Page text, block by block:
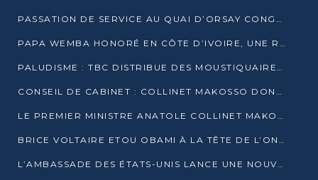
PASSATION DE SERVICE AU QUAI D’ORSAY CONGOLAIS : GAKOSSO PASSE LE FLAMBEAU À BOUNDA
PAPA WEMBA HONORÉ EN CÔTE D’IVOIRE, UNE RUE PORTE DÉSORMAIS SON NOM
PALUDISME : TBC DISTRIBUE DES MOUSTIQUAIRES DANS DEUX CSI DE BRAZZAVILLE
CONSEIL DE CABINET : COLLINET MAKOSSO DONNE SES DERNIÈRES ORIENTATIONS
LE PREMIER MINISTRE ANATOLE COLLINET MAKOSSO DÉMISSIONNE AVEC SON GOUVERNEMENT
BRICE VOLTAIRE ETOU OBAMI À LA TÊTE DE L’ONEC-C POUR TROIS ANS
L’AMBASSADE DES ÉTATS-UNIS LANCE UNE NOUVELLE COHORTE DU PROGRAMME ACCESS MICRO-SCHOLARSHIP